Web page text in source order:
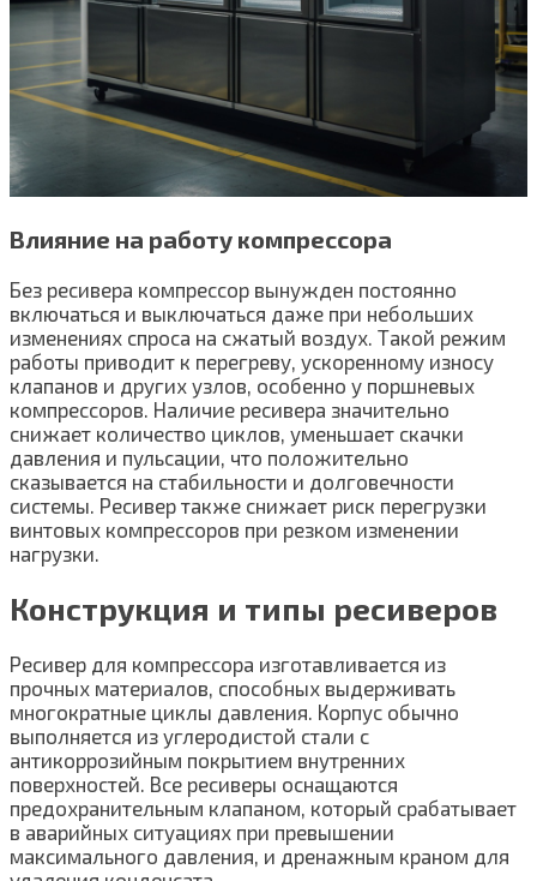
Влияние на работу компрессора
Без ресивера компрессор вынужден постоянно
включаться и выключаться даже при небольших
изменениях спроса на сжатый воздух. Такой режим
работы приводит к перегреву, ускоренному износу
клапанов и других узлов, особенно у поршневых
компрессоров. Наличие ресивера значительно
снижает количество циклов, уменьшает скачки
давления и пульсации, что положительно
сказывается на стабильности и долговечности
системы. Ресивер также снижает риск перегрузки
винтовых компрессоров при резком изменении
нагрузки.
Конструкция и типы ресиверов
Ресивер для компрессора изготавливается из
прочных материалов, способных выдерживать
многократные циклы давления. Корпус обычно
выполняется из углеродистой стали с
антикоррозийным покрытием внутренних
поверхностей. Все ресиверы оснащаются
предохранительным клапаном, который срабатывает
в аварийных ситуациях при превышении
максимального давления, и дренажным краном для